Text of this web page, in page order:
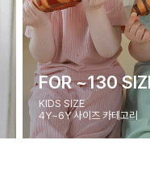
FOR ~130
KIDS SIZE
4Y~6Y 사이즈 카테고리